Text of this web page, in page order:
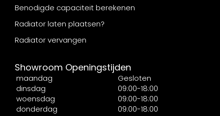
Benodigde capaciteit berekenen
Radiator laten plaatsen?
Radiator vervangen
Showroom Openingstijden
maandag
Gesloten
dinsdag
09:00-18:00
woensdag
09:00-18:00
donderdag
09:00-18:00